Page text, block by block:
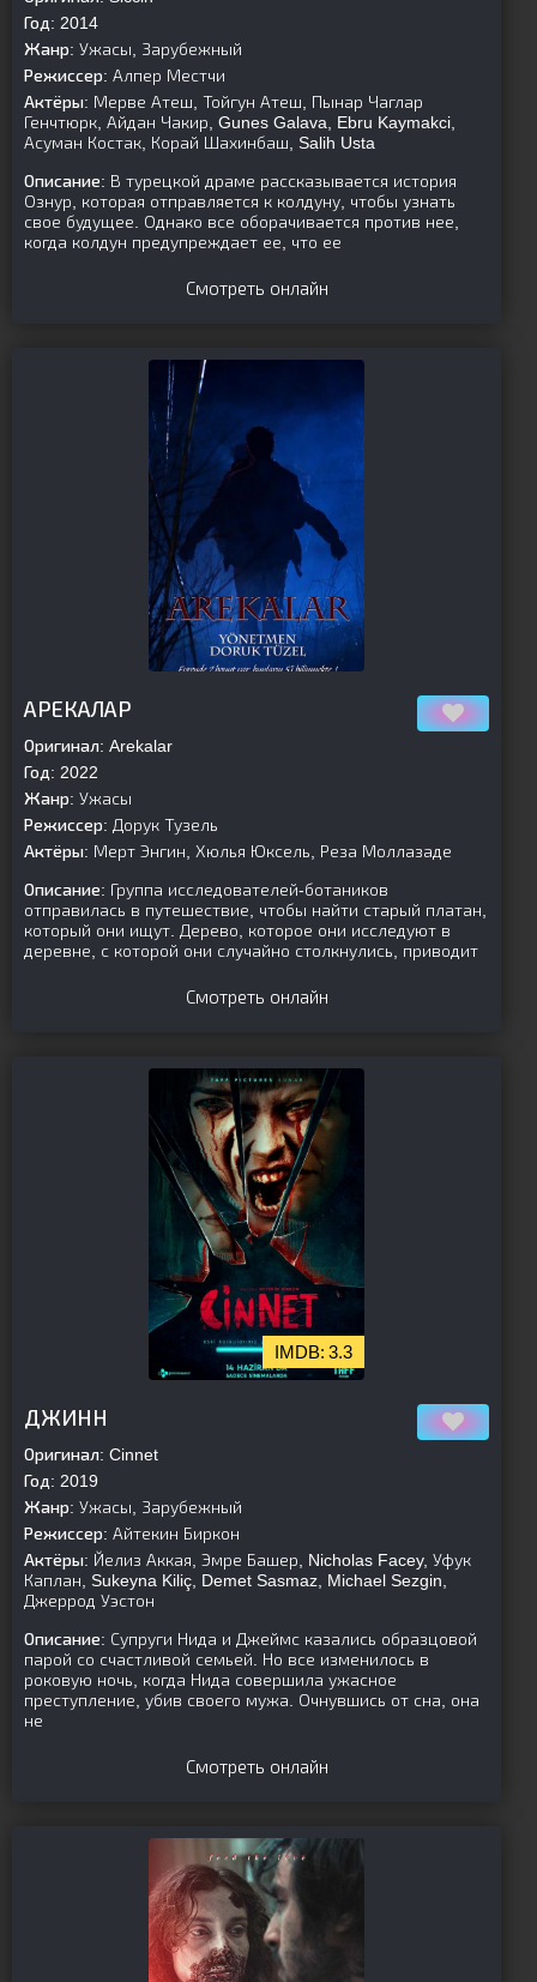
Год: 2014
Жанр: Ужасы, Зарубежный
Режиссер: Алпер Местчи
Актёры: Мерве Атеш, Тойгун Атеш, Пынар Чаглар
Генчтюрк, Айдан Чакир, Gunes Galava, Ebru Kaymakci,
Асуман Костак, Корай Шахинбаш, Salih Usta
Описание: В турецкой драме рассказывается история
Ознур, которая отправляется к колдуну, чтобы узнать
свое будущее. Однако все оборачивается против нее,
когда колдун предупреждает ее, что ее
Смотреть онлайн
АРЕКАЛАР
Оригинал: Arekalar
Год: 2022
Жанр: Ужасы
Режиссер: Дорук Тузель
Актёры: Мерт Энгин, Хюлья Юксель, Реза Моллазаде
Описание: Группа исследователей-ботаников
отправилась в путешествие, чтобы найти старый платан,
который они ищут. Дерево, которое они исследуют в
деревне, с которой они случайно столкнулись, приводит
Смотреть онлайн
3.3
ДЖИНН
Оригинал: Cinnet
Год: 2019
Жанр: Ужасы, Зарубежный
Режиссер: Айтекин Биркон
Актёры: Йелиз Аккая, Эмре Башер, Nicholas Facey, Уфук
Каплан, Sukeyna Kiliç, Demet Sasmaz, Michael Sezgin,
Джеррод Уэстон
Описание: Супруги Нида и Джеймс казались образцовой
парой со счастливой семьей. Но все изменилось в
роковую ночь, когда Нида совершила ужасное
преступление, убив своего мужа. Очнувшись от сна, она
не
Смотреть онлайн